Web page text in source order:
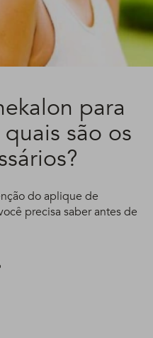
para
são os
do aplique de
precisa saber antes de